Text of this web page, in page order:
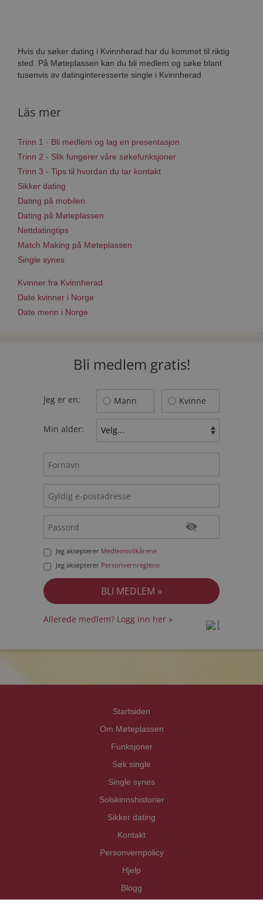
Hvis du søker dating i Kvinnherad har du kommet til riktig
sted. På Møteplassen kan du bli medlem og søke blant
tusenvis av datinginteresserte single i Kvinnherad
Läs mer
Trinn 1 - Bli medlem og lag en presentasjon
Trinn 2 - Slik fungerer våre søkefunksjoner
Trinn 3 - Tips til hvordan du tar kontakt
Sikker dating
Dating på mobilen
Dating på Møteplassen
Nettdatingtips
Match Making på Møteplassen
Single synes
Kvinner fra Kvinnherad
Date kvinner i Norge
Date menn i Norge
Bli medlem gratis!
Jeg er en: Mann Kvinne
Min alder:
Jeg aksepterer Medlemsvilkårene
Jeg aksepterer Personvernreglene
Allerede medlem? Logg inn her »
Startsiden
Om Møteplassen
Funksjoner
Søk single
Single synes
Solskinnshistorier
Sikker dating
Kontakt
Personvernpolicy
Hjelp
Blogg